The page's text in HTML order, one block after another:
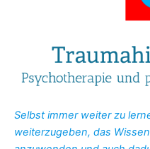
Selbst immer weiter zu
weiterzugeben, das